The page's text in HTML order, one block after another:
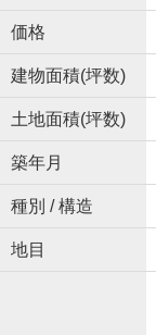
価格
建物面積(坪数)
土地面積(坪数)
築年月
種別 / 構造
地目